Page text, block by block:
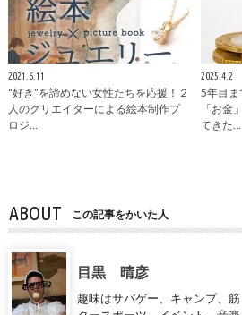
2021.6.11
“好き”を諦めない女性たちを応援！２
人のクリエイターによる絵本制作プ
ロジ…
2025.4.2
5年目ま
「お金
てきた…
ABOUT この記事をかいた人
目黒 晴彦
趣味はサバゲー、キャンプ、